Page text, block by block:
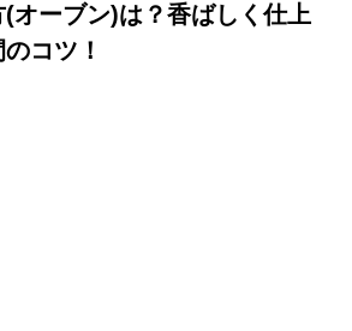
オーブン)は？香ばしく仕上
コツ！